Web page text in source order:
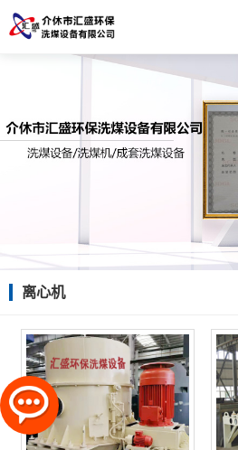
离心机